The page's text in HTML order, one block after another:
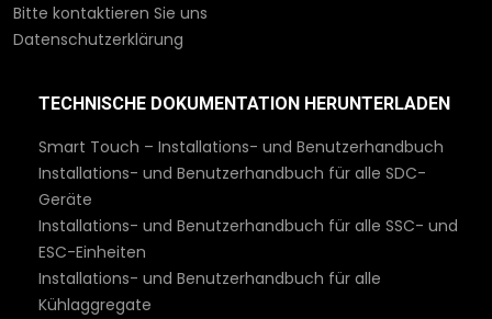
Bitte kontaktieren Sie uns
Datenschutzerklärung
TECHNISCHE DOKUMENTATION HERUNTERLADEN
Smart Touch – Installations- und Benutzerhandbuch
Installations- und Benutzerhandbuch für alle SDC-
Geräte
Installations- und Benutzerhandbuch für alle SSC- und
ESC-Einheiten
Installations- und Benutzerhandbuch für alle
Kühlaggregate